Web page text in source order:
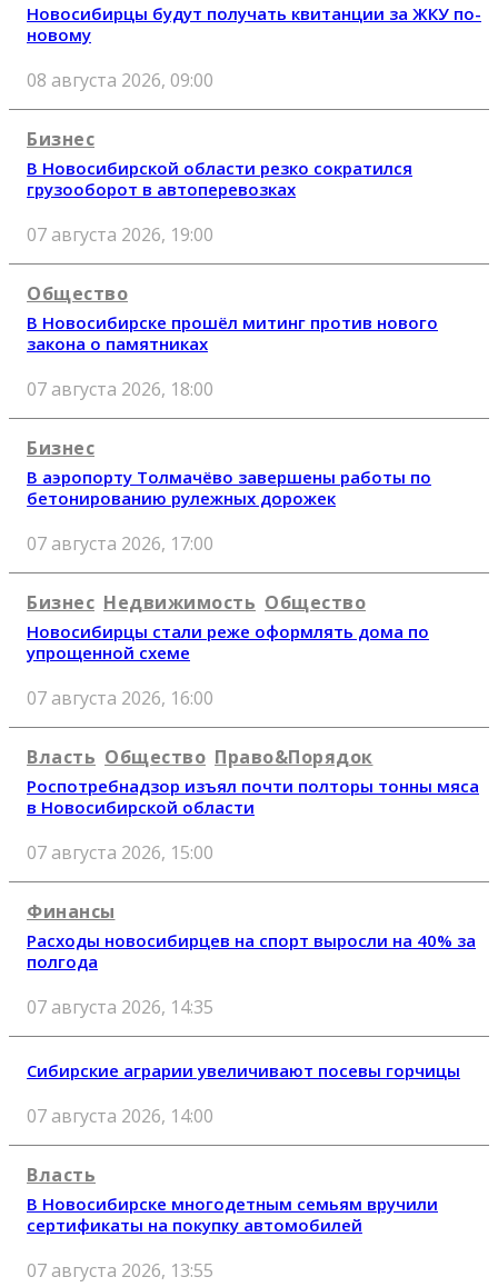
Новосибирцы будут получать квитанции за ЖКУ по-
новому
08 августа 2026, 09:00
Бизнес
В Новосибирской области резко сократился
грузооборот в автоперевозках
07 августа 2026, 19:00
Общество
В Новосибирске прошёл митинг против нового
закона о памятниках
07 августа 2026, 18:00
Бизнес
В аэропорту Толмачёво завершены работы по
бетонированию рулежных дорожек
07 августа 2026, 17:00
Бизнес Недвижимость Общество
Новосибирцы стали реже оформлять дома по
упрощенной схеме
07 августа 2026, 16:00
Власть Общество Право&Порядок
Роспотребнадзор изъял почти полторы тонны мяса
в Новосибирской области
07 августа 2026, 15:00
Финансы
Расходы новосибирцев на спорт выросли на 40% за
полгода
07 августа 2026, 14:35
Сибирские аграрии увеличивают посевы горчицы
07 августа 2026, 14:00
Власть
В Новосибирске многодетным семьям вручили
сертификаты на покупку автомобилей
07 августа 2026, 13:55